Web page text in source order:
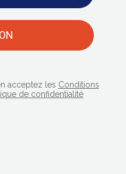
acceptez les Conditions
de confidentialité